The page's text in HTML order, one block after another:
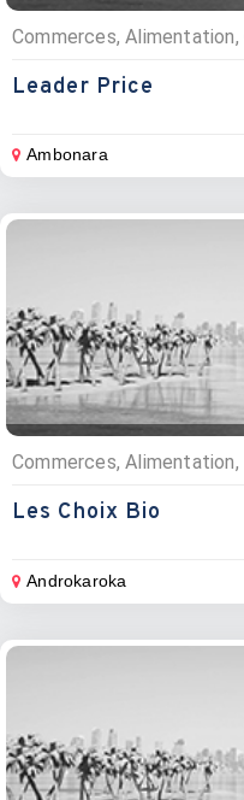
Commerces,
Leader Price
Ambonara
Commerces,
Les Choix Bio
Androkaroka